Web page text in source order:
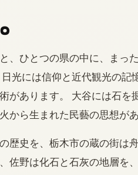
、ひとつの県の中に、まっ
光には信仰と近代観光の記
があります。 大谷には石を
から生まれた民藝の思想があ
歴史を、栃木市の蔵の街は
佐野は化石と石灰の地層を